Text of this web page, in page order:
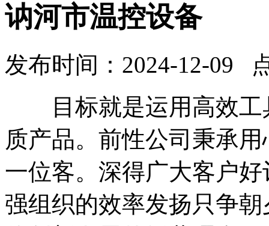
讷河市温控设备
发布时间：2024-12-09
目标就是运用高效工
质产品。前性公司秉承
一位客。深得广大客户
强组织的效率发扬只争